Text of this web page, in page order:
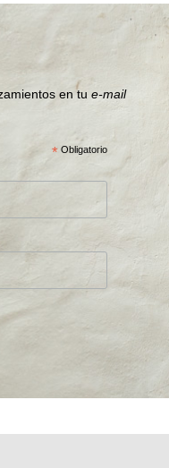
en tu e-mail
* Obligatorio